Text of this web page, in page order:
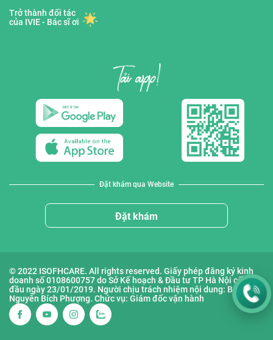
Trở thành đối tác
của IVIE - Bác sĩ ơi
Đặt khám qua Website
Đặt khám
© 2022 ISOFHCARE. All rights reserved. Giấy phép đăng ký kinh
doanh số 0108600757 do Sở Kế hoạch & Đầu tư TP Hà Nội cấp lần
đầu ngày 23/01/2019. Người chịu trách nhiệm nội dung: Bà
Nguyễn Bích Phượng. Chức vụ: Giám đốc vận hành